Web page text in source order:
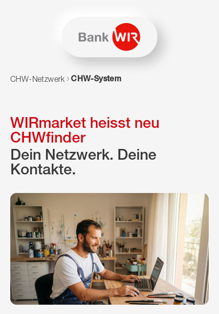
Zum Navigieren dieser Seite wird JavaScript benötigt.
CHW-Netzwerk CHW-System
WIRmarket heisst neu
CHWfinder
Dein Netzwerk. Deine
Kontakte.